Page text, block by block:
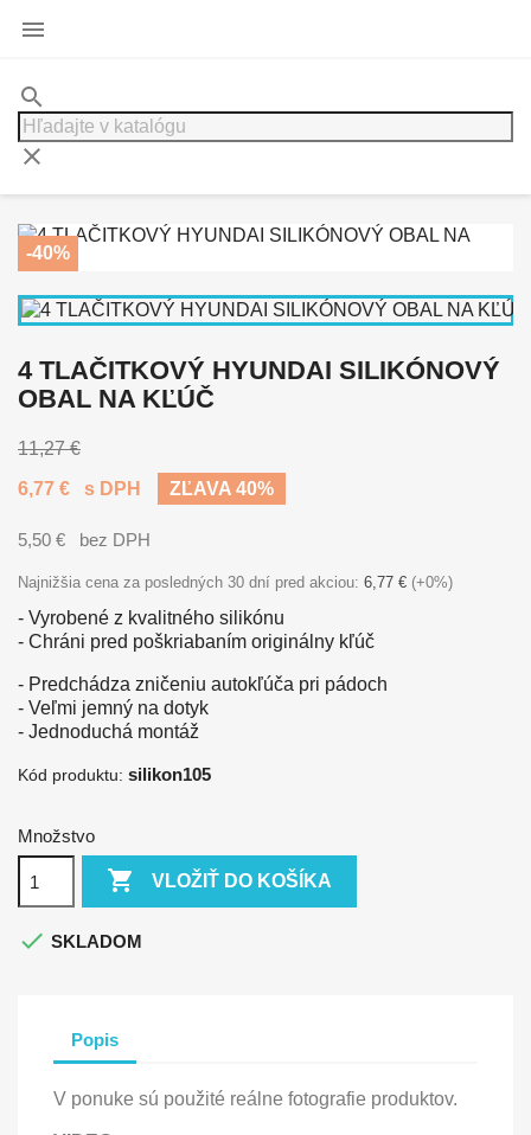

search
clear
-40%
4 TLAČITKOVÝ HYUNDAI SILIKÓNOVÝ
OBAL NA KĽÚČ
11,27 €
6,77 €
s DPH ZĽAVA 40%
5,50 € bez DPH
Najnižšia cena za posledných 30 dní pred akciou: 6,77 € (+0%)
- Vyrobené z kvalitného silikónu
- Chráni pred poškriabaním originálny kľúč
- Predchádza zničeniu autokľúča pri pádoch
- Veľmi jemný na dotyk
- Jednoduchá montáž
Kód produktu: silikon105
Množstvo
 VLOŽIŤ DO KOŠÍKA
 SKLADOM
Popis
V ponuke sú použité reálne fotografie produktov.